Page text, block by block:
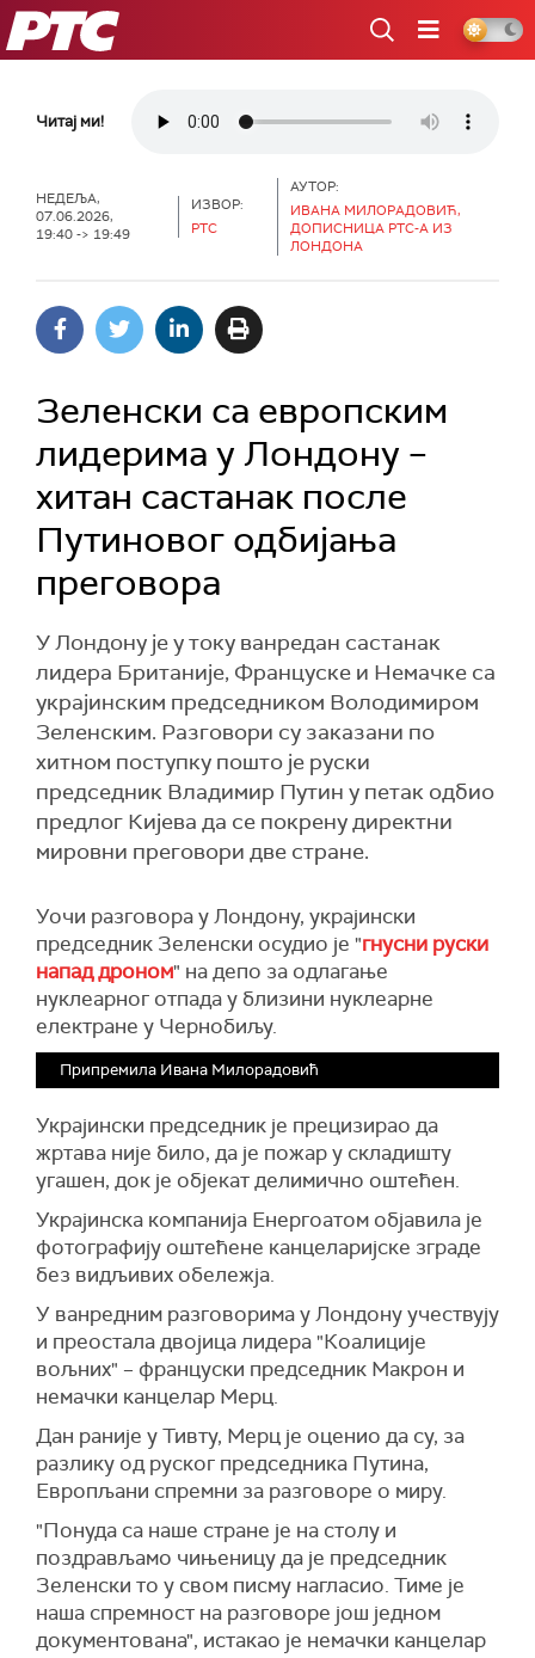
РТС
Читај ми!
НЕДЕЉА,
07.06.2026,
19:40 -> 19:49
ИЗВОР:
РТС
АУТОР:
ИВАНА МИЛОРАДОВИЋ,
ДОПИСНИЦА РТС-А ИЗ
ЛОНДОНА
Зеленски са европским
лидерима у Лондону –
хитан састанак после
Путиновог одбијања
преговора
У Лондону је у току ванредан састанак
лидера Британије, Француске и Немачке са
украјинским председником Володимиром
Зеленским. Разговори су заказани по
хитном поступку пошто је руски
председник Владимир Путин у петак одбио
предлог Кијева да се покрену директни
мировни преговори две стране.
Уочи разговора у Лондону, украјински
председник Зеленски осудио је "гнусни руски
напад дроном" на депо за одлагање
нуклеарног отпада у близини нуклеарне
електране у Чернобиљу.
Припремила Ивана Милорадовић
Украјински председник је прецизирао да
жртава није било, да је пожар у складишту
угашен, док је објекат делимично оштећен.
Украјинска компанија Енергоатом објавила је
фотографију оштећене канцеларијске зграде
без видљивих обележја.
У ванредним разговорима у Лондону учествују
и преостала двојица лидера "Коалиције
вољних" – француски председник Макрон и
немачки канцелар Мерц.
Дан раније у Тивту, Мерц је оценио да су, за
разлику од руског председника Путина,
Европљани спремни за разговоре о миру.
"Понуда са наше стране је на столу и
поздрављамо чињеницу да је председник
Зеленски то у свом писму нагласио. Тиме је
наша спремност на разговоре још једном
документована", истакао је немачки канцелар